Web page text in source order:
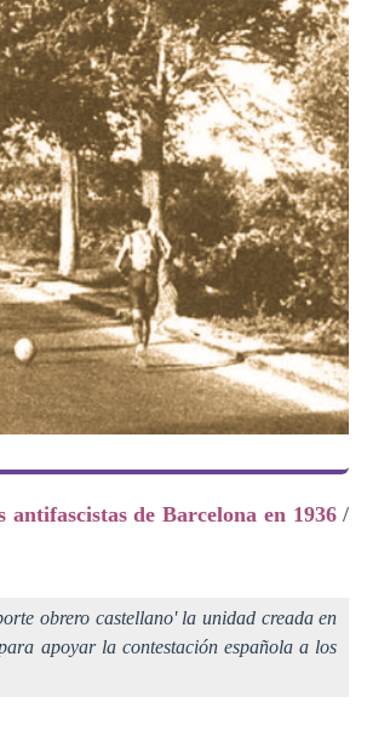
de Barcelona en 1936/
obrero castellano' la unidad creada en
apoyar la contestación española a los